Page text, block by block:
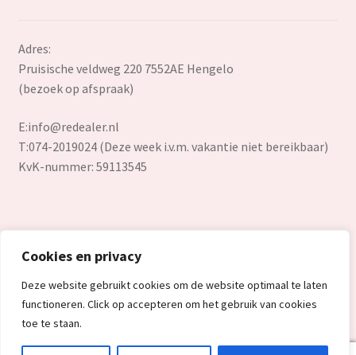
Cookies en privacy
Deze website gebruikt cookies om de website optimaal te laten
functioneren. Click op accepteren om het gebruik van cookies
toe te staan.
Adres:
Pruisische veldweg 220 7552AE Hengelo
(bezoek op afspraak)
E:info@redealer.nl
T:074-2019024 (Deze week i.v.m. vakantie niet bereikbaar)
KvK-nummer: 59113545
© Redealer.nl | Gecontroleerde retourproducten en nieuwe
overstockproducten tegen een onverslaanbare lage prijs.
2026